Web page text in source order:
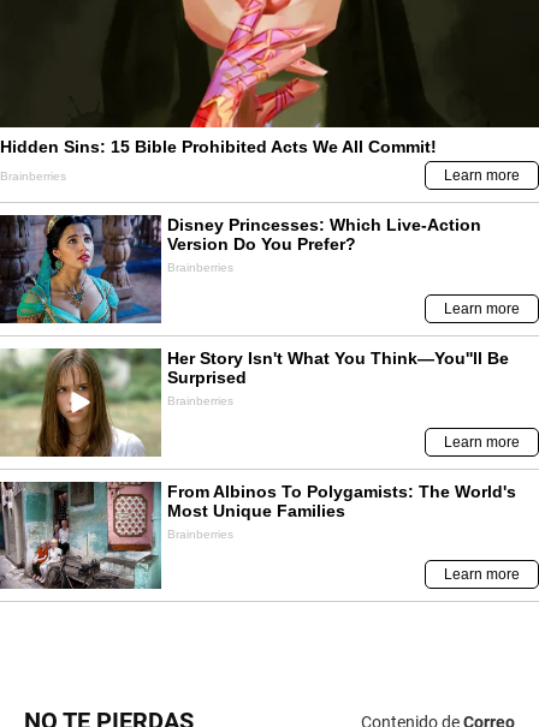
Contenido deCorreo